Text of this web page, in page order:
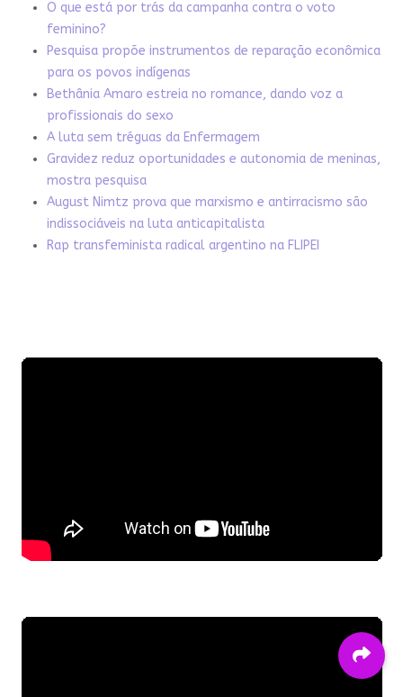
O que está por trás da campanha contra o voto
feminino?
Pesquisa propõe instrumentos de reparação econômica
para os povos indígenas
Bethânia Amaro estreia no romance, dando voz a
profissionais do sexo
A luta sem tréguas da Enfermagem
Gravidez reduz oportunidades e autonomia de meninas,
mostra pesquisa
August Nimtz prova que marxismo e antirracismo são
indissociáveis na luta anticapitalista
Rap transfeminista radical argentino na FLIPEI